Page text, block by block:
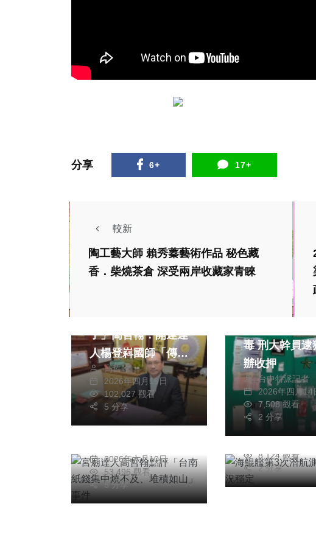
分享 6+ 17+
較新
陶工藝大師 賴秀蓁藝術作品 秘色藏
香．柴燒茶倉 深受兩岸收藏家青睞
子」高哲翰：開運達
人楊登嵙國師「傳統
智慧現代化」典範
高哲翰
2026年四月19日
102,027 觀看
5 分享
毒 刑大幹員逮獲送
辦收押
台中特派記者
2026年四月14
7,508 觀看
2 分享
專欄
宮廟達人高哲翰點評
「台南紙錢集中燒不
2026年六月10日
53,496 觀看
5 分享
綜合新聞
海鯤艦第3次
試顯示艦況穩
8,124 觀看
2 分享